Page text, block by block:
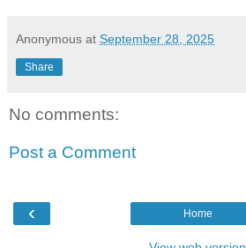
Anonymous at September 28, 2025
Share
No comments:
Post a Comment
‹ Home